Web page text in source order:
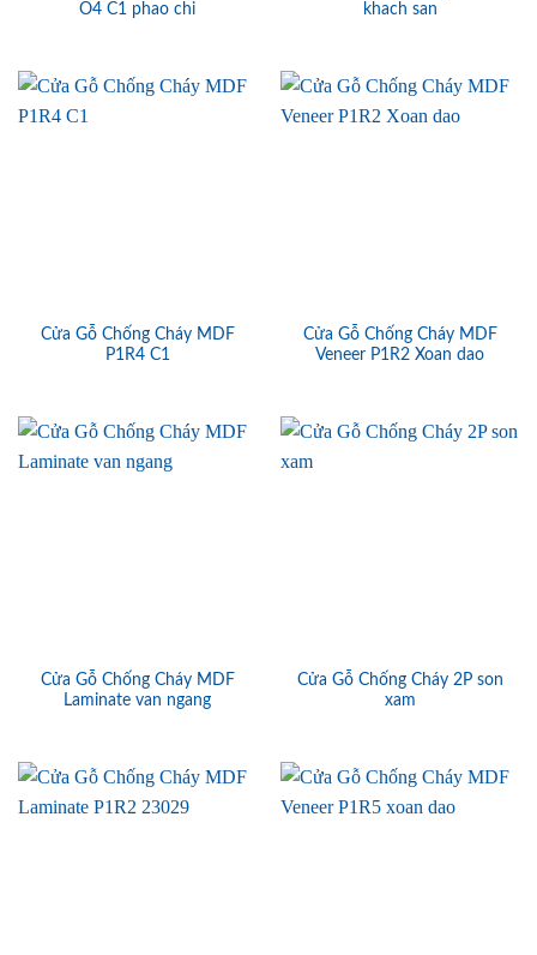
O4 C1 phao chi
khach san
Cửa Gỗ Chống Cháy MDF
P1R4 C1
Cửa Gỗ Chống Cháy MDF
Veneer P1R2 Xoan dao
Cửa Gỗ Chống Cháy MDF
Laminate van ngang
Cửa Gỗ Chống Cháy 2P son
xam